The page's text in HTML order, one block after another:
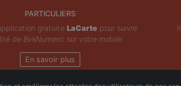
PARTICULIERS
gratuite LaCartepour suivre
de BvkNumericsur votre mobile.
En savoir plus